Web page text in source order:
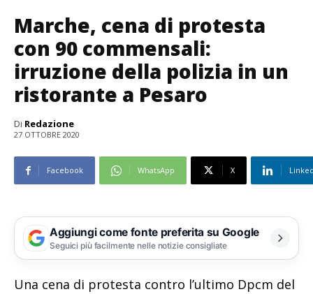
Marche, cena di protesta
con 90 commensali:
irruzione della polizia in un
ristorante a Pesaro
Di Redazione
27 OTTOBRE 2020
Facebook WhatsApp X
Aggiungi come fonte preferita su Google
Seguici più facilmente nelle notizie consigliate
Una cena di protesta contro l’ultimo Dpcm del